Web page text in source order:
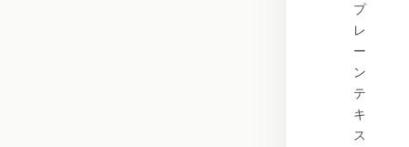
プ
レ
ー
ン
テ
キ
ス